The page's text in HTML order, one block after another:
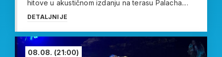
hitove u akustičnom izdanju na terasu Palacha....
DETALJNIJE
08.08. (21:00)